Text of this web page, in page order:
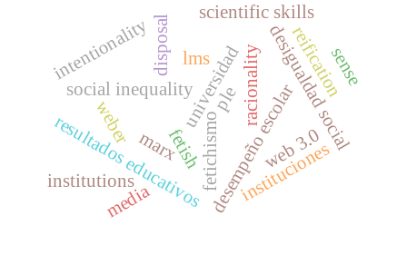
universidad
fetichismo
resultados educativosdesempeño escolar
social inequality desigualdad social
racionality
weber
institutions instituciones
fetish
disposal reification
marx
media
scientific skills
ple
lms
web 3.0
intentionality sense